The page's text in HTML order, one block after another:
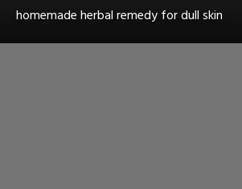
homemade herbal remedy for dull skin